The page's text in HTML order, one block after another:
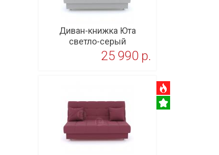
Диван-книжка Юта
светло-серый
25 990 p.